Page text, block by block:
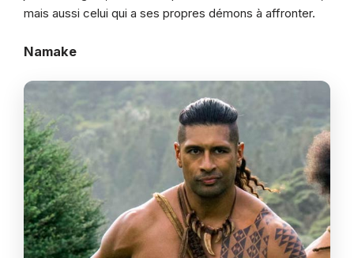
mais aussi celui qui a ses propres démons à affronter.
Namake